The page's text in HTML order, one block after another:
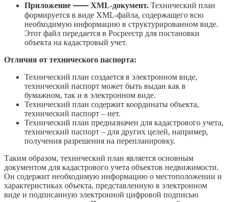
Приложение ⸺ XML-документ. Технический план
формируется в виде XML-файла, содержащего всю
необходимую информацию в структурированном виде.
Этот файл передается в Росреестр для постановки
объекта на кадастровый учет.
Отличия от технического паспорта:
Технический план создается в электронном виде,
технический паспорт может быть выдан как в
бумажном, так и в электронном виде.
Технический план содержит координаты объекта,
технический паспорт – нет.
Технический план предназначен для кадастрового учета,
технический паспорт – для других целей, например,
получения разрешения на перепланировку.
Таким образом, технический план является основным
документом для кадастрового учета объектов недвижимости.
Он содержит необходимую информацию о местоположении и
характеристиках объекта, представленную в электронном
виде и подписанную электронной цифровой подписью